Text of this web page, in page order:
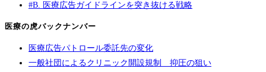
#B. 医療広告ガイドラインを突き抜ける戦略
医療の虎バックナンバー
医療広告パトロール委託先の変化
一般社団によるクリニック開設規制 抑圧の狙い